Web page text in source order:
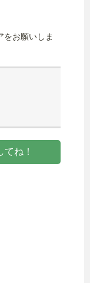
をお願いしま
ね！